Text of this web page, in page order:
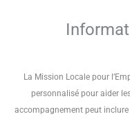
La Mission Locale pour
personnalisé pour aider
accompagnement peut